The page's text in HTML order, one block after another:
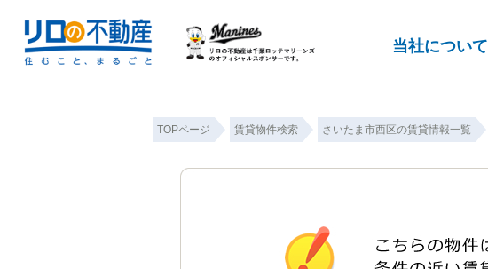
当社について
TOPページ 賃貸物件検索 さいたま市西区の賃貸情報一覧